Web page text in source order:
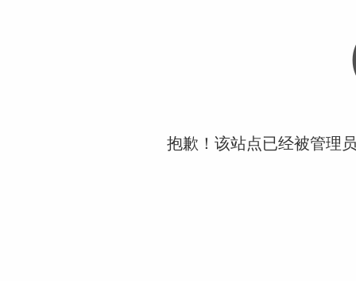
抱歉！该站点已经被管理